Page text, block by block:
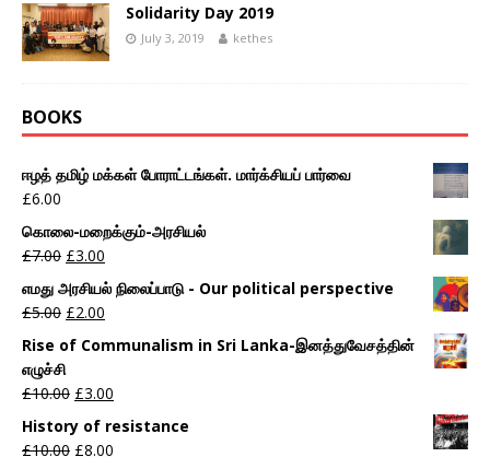
Solidarity Day 2019
July 3, 2019 kethes
BOOKS
ஈழத் தமிழ் மக்கள் போராட்டங்கள். மார்க்சியப் பார்வை
£6.00
கொலை-மறைக்கும்-அரசியல்
£7.00 £3.00
எமது அரசியல் நிலைப்பாடு - Our political perspective
£5.00 £2.00
Rise of Communalism in Sri Lanka-இனத்துவேசத்தின்
எழுச்சி
£10.00 £3.00
History of resistance
£10.00 £8.00